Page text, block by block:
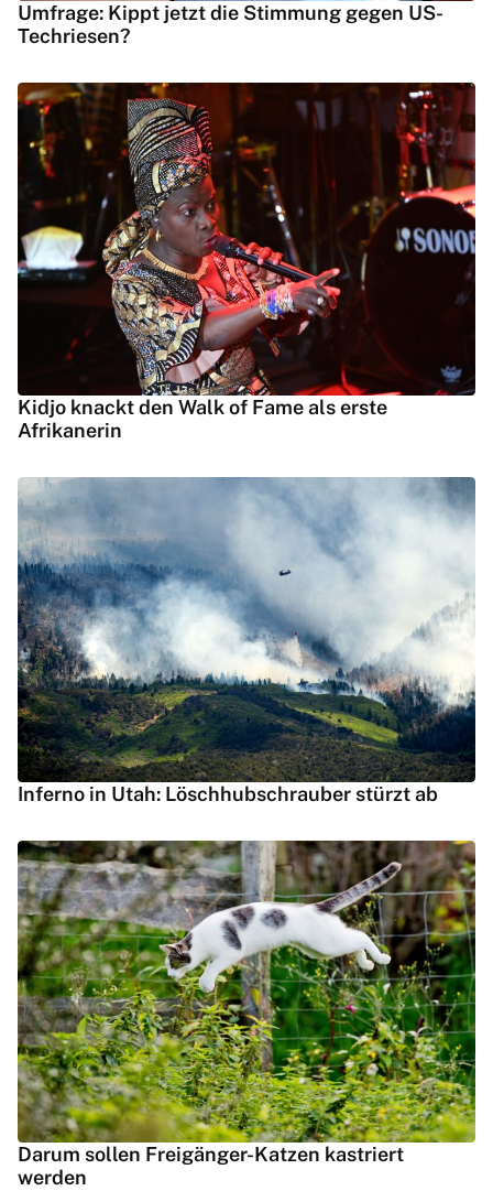
Umfrage: Kippt jetzt die Stimmung gegen US-
Techriesen?
Kidjo knackt den Walk of Fame als erste
Afrikanerin
Inferno in Utah: Löschhubschrauber stürzt ab
Darum sollen Freigänger-Katzen kastriert
werden